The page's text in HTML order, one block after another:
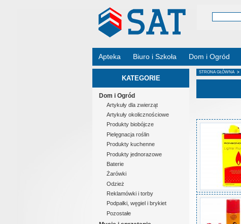
Apteka Biuro i Szkoła Dom i Ogród
KATEGORIE
Dom i Ogród
Artykuły dla zwierząt
Artykuły okolicznościowe
Produkty biobójcze
Pielęgnacja roślin
Produkty kuchenne
Produkty jednorazowe
Baterie
Żarówki
Odzież
Reklamówki i torby
Podpałki, węgiel i brykiet
Pozostałe
STRONA GŁÓWNA >